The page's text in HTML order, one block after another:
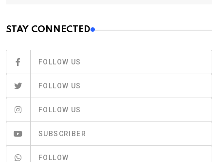
STAY CONNECTED
FOLLOW US
FOLLOW US
FOLLOW US
SUBSCRIBER
FOLLOW